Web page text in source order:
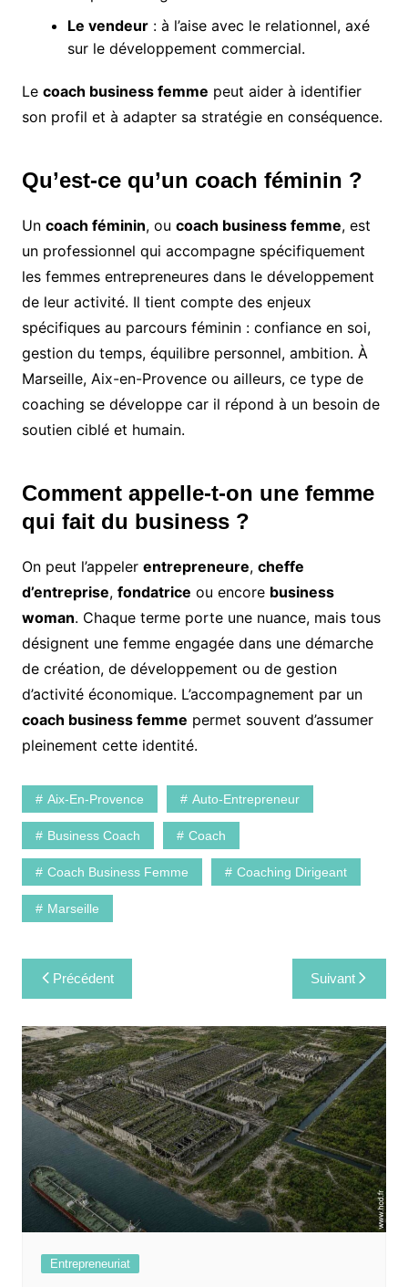
Le vendeur: à l’aise avec le relationnel, axé
sur le développement commercial.
Le coach business femme peut aider à identifier
son profil et à adapter sa stratégie en conséquence.
Qu’est-ce qu’un coach féminin ?
Un coach féminin, ou coach business femme, est
un professionnel qui accompagne spécifiquement
les femmes entrepreneures dans le développement
de leur activité. Il tient compte des enjeux
spécifiques au parcours féminin : confiance en soi,
gestion du temps, équilibre personnel, ambition. À
Marseille, Aix-en-Provence ou ailleurs, ce type de
coaching se développe car il répond à un besoin de
soutien ciblé et humain.
Comment appelle-t-on une femme
qui fait du business ?
On peut l’appeler entrepreneure, cheffe
d’entreprise, fondatrice ou encore business
woman. Chaque terme porte une nuance, mais tous
désignent une femme engagée dans une démarche
de création, de développement ou de gestion
d’activité économique. L’accompagnement par un
coach business femme permet souvent d’assumer
pleinement cette identité.
Aix-En-Provence Auto-Entrepreneur
Business Coach Coach
Coach Business Femme Coaching Dirigeant
Marseille
Navigation
de
l’article
Précédent Suivant
Entrepreneuriat